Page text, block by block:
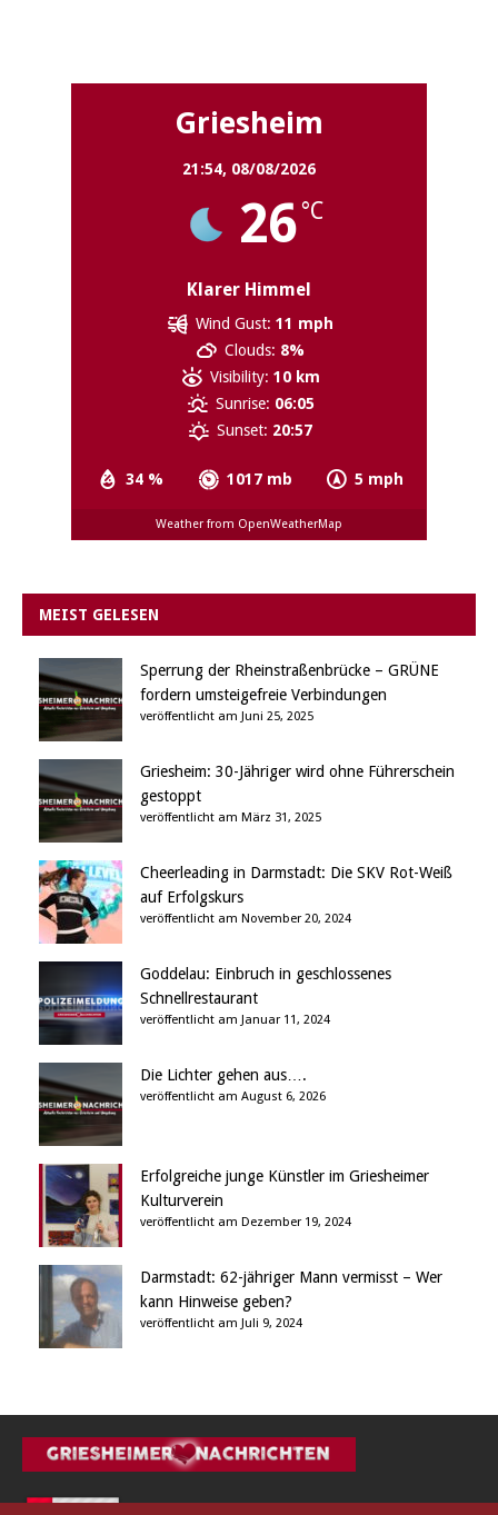
Griesheim
21:54, 08/08/2026
26°C
Klarer Himmel
34 % 1017 mb 5 mph
Wind Gust: 11 mph
Clouds: 8%
Visibility: 10 km
Sunrise: 06:05
Sunset: 20:57
Weather from OpenWeatherMap
MEIST GELESEN
Sperrung der Rheinstraßenbrücke – GRÜNE
fordern umsteigefreie Verbindungen
veröffentlicht am Juni 25, 2025
Griesheim: 30-Jähriger wird ohne Führerschein
gestoppt
veröffentlicht am März 31, 2025
Cheerleading in Darmstadt: Die SKV Rot-Weiß
auf Erfolgskurs
veröffentlicht am November 20, 2024
Goddelau: Einbruch in geschlossenes
Schnellrestaurant
veröffentlicht am Januar 11, 2024
Die Lichter gehen aus….
veröffentlicht am August 6, 2026
Erfolgreiche junge Künstler im Griesheimer
Kulturverein
veröffentlicht am Dezember 19, 2024
Darmstadt: 62-jähriger Mann vermisst – Wer
kann Hinweise geben?
veröffentlicht am Juli 9, 2024